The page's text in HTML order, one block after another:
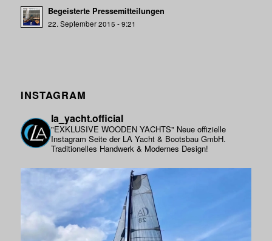
Begeisterte Pressemitteilungen
22. September 2015 - 9:21
INSTAGRAM
la_yacht.official
"EXKLUSIVE WOODEN YACHTS" Neue offizielle
Instagram Seite der LA Yacht & Bootsbau GmbH.
Traditionelles Handwerk & Modernes Design!